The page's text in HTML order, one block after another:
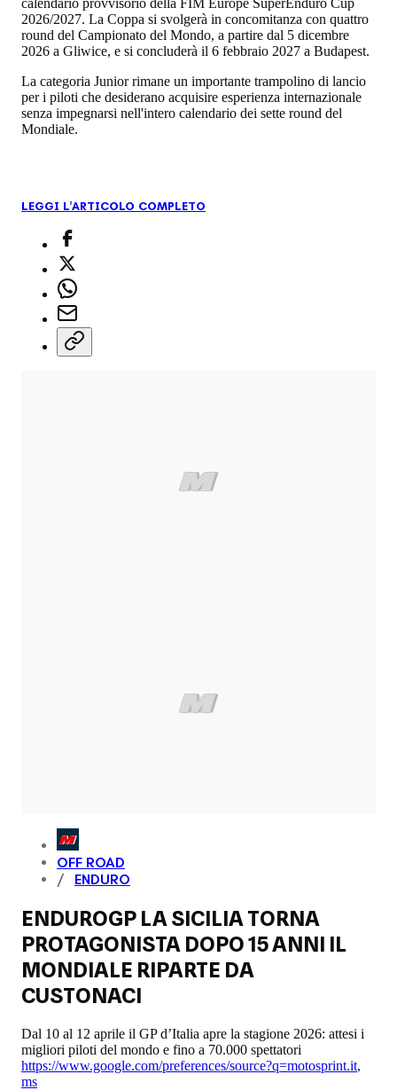
2026/2027. La Coppa si svolgerà in concomitanza con quattro
round del Campionato del Mondo, a partire dal 5 dicembre
2026 a Gliwice, e si concluderà il 6 febbraio 2027 a Budapest.
La categoria Junior rimane un importante trampolino di lancio
per i piloti che desiderano acquisire esperienza internazionale
senza impegnarsi nell'intero calendario dei sette round del
Mondiale.
LEGGI L'ARTICOLO COMPLETO
OFF ROAD
ENDURO
ENDUROGP LA SICILIA TORNA
PROTAGONISTA DOPO 15 ANNI IL
MONDIALE RIPARTE DA
CUSTONACI
Dal 10 al 12 aprile il GP d’Italia apre la stagione 2026: attesi i
migliori piloti del mondo e fino a 70.000 spettatori
https://www.google.com/preferences/source?q=motosprint.it,
ms